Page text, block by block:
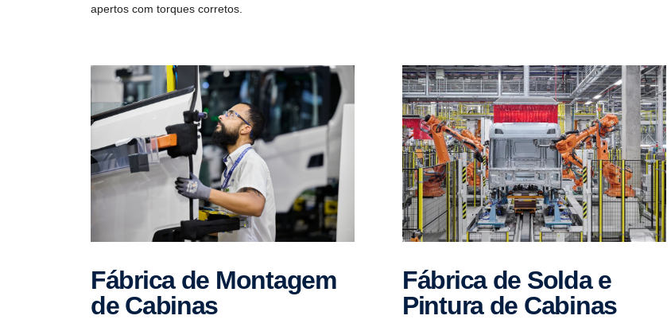
apertos com torques corretos.
Fábrica de Montagem
de Cabinas
Fábrica de Solda e
Pintura de Cabinas